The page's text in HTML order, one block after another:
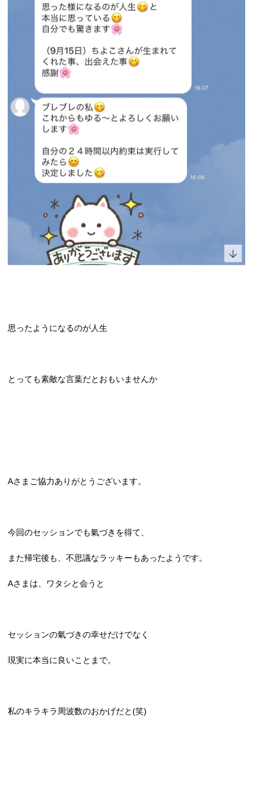
思ったようになるのが人生
とっても素敵な言葉だとおもいませんか
Aさまご協力ありがとうございます。
今回のセッションでも氣づきを得て、
また帰宅後も、不思議なラッキーもあったようです。
Aさまは、ワタシと会うと
セッションの氣づきの幸せだけでなく
現実に本当に良いことまで。
私のキラキラ周波数のおかげだと(笑)